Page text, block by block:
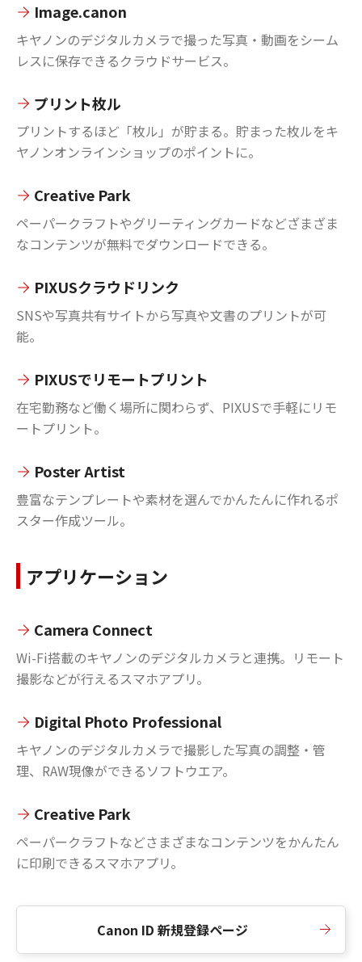
Image.canon
キヤノンのデジタルカメラで撮った写真・動画をシーム
レスに保存できるクラウドサービス。
プリント枚ル
プリントするほど「枚ル」が貯まる。貯まった枚ルをキ
ヤノンオンラインショップのポイントに。
Creative Park
ペーパークラフトやグリーティングカードなどざまざま
なコンテンツが無料でダウンロードできる。
PIXUSクラウドリンク
SNSや写真共有サイトから写真や文書のプリントが可
能。
PIXUSでリモートプリント
在宅勤務など働く場所に関わらず、PIXUSで手軽にリモ
ートプリント。
Poster Artist
豊富なテンプレートや素材を選んでかんたんに作れるポ
スター作成ツール。
アプリケーション
Camera Connect
Wi-Fi搭載のキヤノンのデジタルカメラと連携。リモート
撮影などが行えるスマホアプリ。
Digital Photo Professional
キヤノンのデジタルカメラで撮影した写真の調整・管
理、RAW現像ができるソフトウエア。
Creative Park
ペーパークラフトなどさまざまなコンテンツをかんたん
に印刷できるスマホアプリ。
Canon ID 新規登録ページ